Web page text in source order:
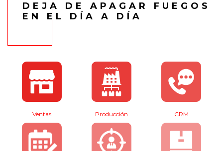
DEJA DE APAGAR FUEGOS
EN EL DÍA A DÍA
Ventas Producción CRM